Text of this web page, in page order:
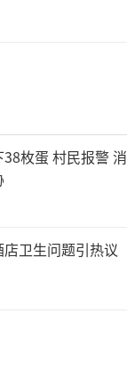
枚蛋 村民报警 消
卫生问题引热议